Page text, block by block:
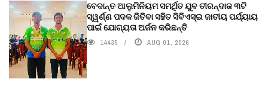
ବେଦାନ୍ତ ଆଲୁମିନିୟମ ସମର୍ଥିତ ଯୁବ ତୀରନ୍ଦାଜ ୩ଟି
ସ୍ୱର୍ଣ୍ଣ ପଦକ ଜିତିବା ସହିତ ସିବିଏସ୍ଇ ଜାତୀୟ ପର୍ଯ୍ୟାୟ
ପାଇଁ ଯୋଗ୍ୟତା ଅର୍ଜନ କରିଛନ୍ତି
14435 AUG 01, 2026